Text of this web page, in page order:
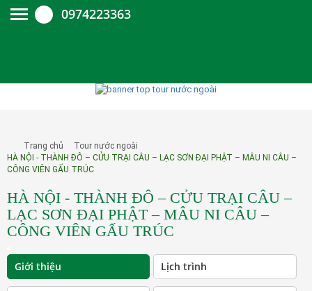
0974223363
Trang chủ
Tour nước ngoài
HÀ NỘI - THÀNH ĐÔ – CỬU TRẠI CÂU – LẠC SƠN ĐẠI PHẬT – MÂU NI CÂU –
CÔNG VIÊN GẤU TRÚC
HÀ NỘI - THÀNH ĐÔ – CỬU TRẠI CÂU –
LẠC SƠN ĐẠI PHẬT – MÂU NI CÂU –
CÔNG VIÊN GẤU TRÚC
Giới thiệu Lịch trình